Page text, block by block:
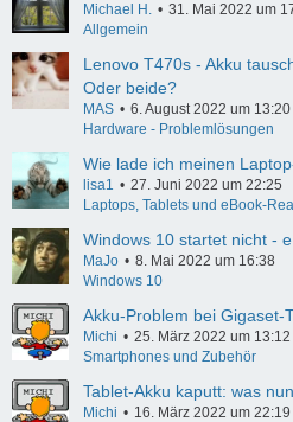
Michael H.
31. Mai 2022 um
Allgemein
Lenovo T470s - Akku
Oder beide?
MAS
6. August 2022 um 13:20
Hardware - Problemlösungen
Wie lade ich meinen
lisa1
27. Juni 2022 um 22:25
Laptops, Tablets und eBook-
Windows 10 startet nicht -
MaJo
8. Mai 2022 um 16:38
Windows 10
Akku-Problem bei Gigaset-
Michi
25. März 2022 um 13:12
Smartphones und Zubehör
Tablet-Akku kaputt: was
Michi 16. März 2022 um 22:19